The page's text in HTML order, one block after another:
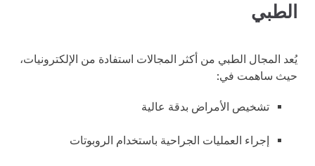
الطبي
يُعد المجال الطبي من أكثر المجالات استفادة من الإلكترونيات،
حيث ساهمت في:
تشخيص الأمراض بدقة عالية
إجراء العمليات الجراحية باستخدام الروبوتات